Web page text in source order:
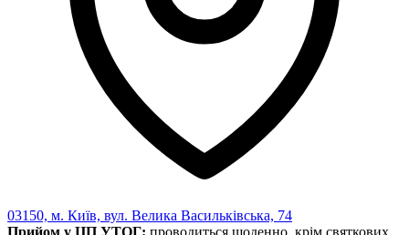
03150, м. Київ, вул. Велика Васильківська, 74
Прийом у ЦП УТОГ: проводиться щоденно, крім святкових